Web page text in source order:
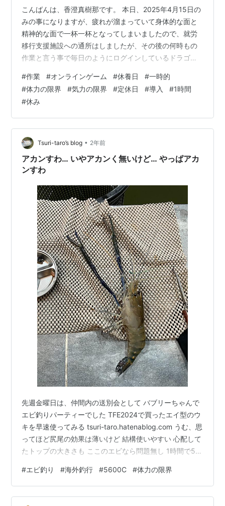
こんばんは、香澄真樹那です。 本日、2025年4月15日の
みの事になりますが、疲れが溜まっていて身体的な面と
精神的な面で一杯一杯となってしまいましたので、就労
移行支援施設への通所はしましたが、その後の何時もの
作業と言う事で毎日のようにログインしているドラゴン
た。 そのドラクエXも討伐クエストのみはほぼ毎日のよ
うにしていてキャラクターの数の作業をしていたのです
が、それで毎日のように1時間近い時間を消費していたの
で、その1時間でも休む時間が欲しいと思うようになって
本日のみではありましたが休む形になりました。 実際に
約1時間の時間を休んで身体が休…
#作業 #オンラインゲーム #休養日 #一時的
#体力の限界 #気力の限界 #定休日 #導入 #1時間
#休み
Tsuri-taro’s blog • 2年前
アカンすわ… いやアカンく無いけど… やっぱアカ
ンすわ
先週金曜日は、仲間内の送別会として バブリーちゃんで
エビ釣りパーティーでした TFE2024で買ったエイ型のウ
キを早速使ってみる tsuri-taro.hatenablog.com うむ、思
ってほど尻尾の効果は薄いけど 結構使いやすい 心配して
たトップの大きさも ここのエビなら問題無し 1時間で5匹
しい一晩でした そして明けて土曜日 どうしてもナマズが
釣りたくて 久々のPILOT111 日本、欧米、韓国、中国、
ローカル達と お客さんがいっぱいですね コロナ前に戻っ
#エビ釣り #海外釣行 #5600C #体力の限界